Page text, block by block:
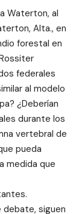
Waterton, al
Alta., en
forestal en
federales
al modelo
¿Deberían
durante los
vertebral de
pueda
medida que
siguen